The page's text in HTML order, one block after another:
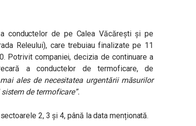
conductelor de pe Calea Văcărești și pe
Releului), care trebuiau finalizate pe 11
Potrivit companiei, decizia de continuare a
a conductelor de termoficare, de
mai ales de necesitatea urgentării măsurilor
de termoficare”.
2, 3 și 4, până la data menționată.